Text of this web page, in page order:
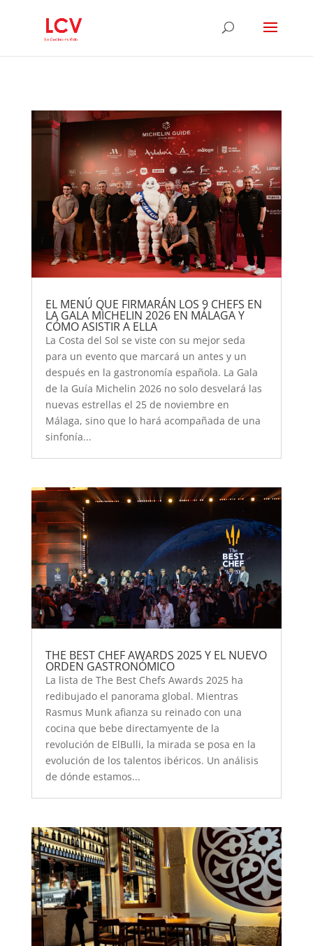
EL MENÚ QUE FIRMARÁN LOS 9 CHEFS EN
LA GALA MICHELIN 2026 EN MÁLAGA Y
CÓMO ASISTIR A ELLA
La Costa del Sol se viste con su mejor seda
para un evento que marcará un antes y un
después en la gastronomía española. La Gala
de la Guía Michelin 2026 no solo desvelará las
nuevas estrellas el 25 de noviembre en
Málaga, sino que lo hará acompañada de una
sinfonía...
THE BEST CHEF AWARDS 2025 Y EL NUEVO
ORDEN GASTRONÓMICO
La lista de The Best Chefs Awards 2025 ha
redibujado el panorama global. Mientras
Rasmus Munk afianza su reinado con una
cocina que bebe directamyente de la
revolución de ElBulli, la mirada se posa en la
evolución de los talentos ibéricos. Un análisis
de dónde estamos...